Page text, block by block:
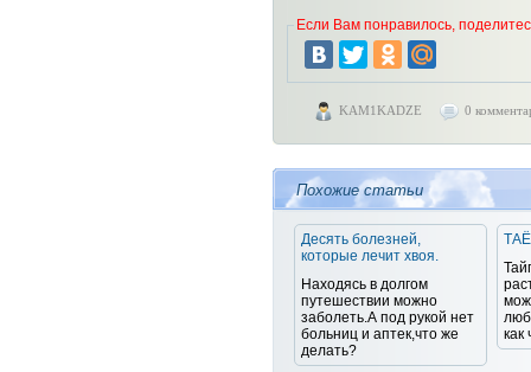
Если Вам понравилось,
KAM1KADZE 0
Похожие статьи
Десять болезней,
которые лечит хвоя.
Находясь в долгом
путешествии можно
заболеть.А под рукой нет
больниц и аптек,что же
делать?
как